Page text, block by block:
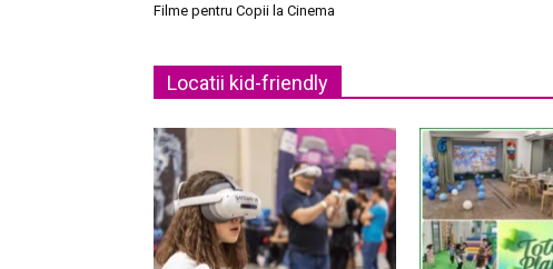
Filme pentru Copii la Cinema
Locatii kid-friendly